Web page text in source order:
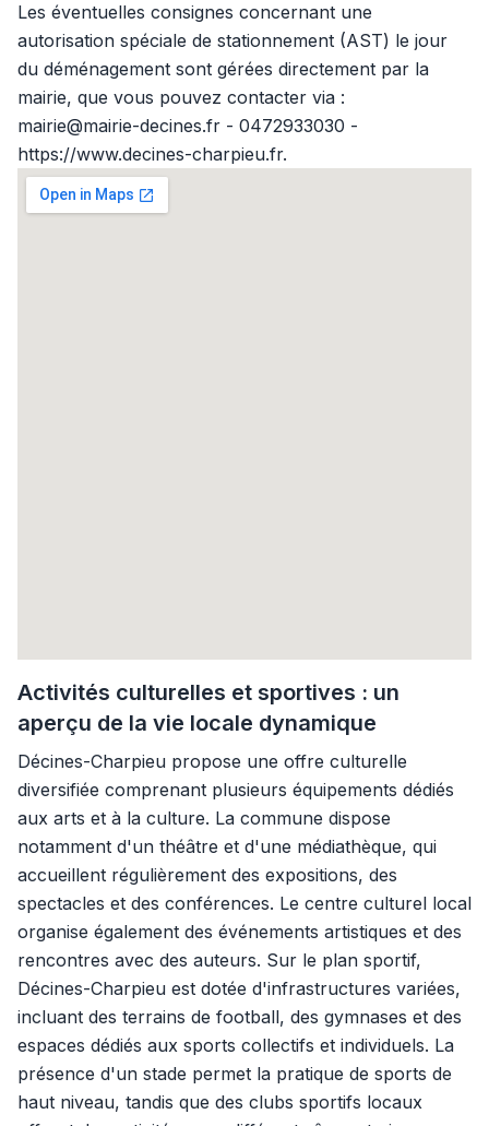
Les éventuelles consignes concernant une
autorisation spéciale de stationnement (AST) le jour
du déménagement sont gérées directement par la
mairie, que vous pouvez contacter via :
mairie@mairie-decines.fr - 0472933030 -
https://www.decines-charpieu.fr.
Activités culturelles et sportives : un
aperçu de la vie locale dynamique
Décines-Charpieu propose une offre culturelle
diversifiée comprenant plusieurs équipements dédiés
aux arts et à la culture. La commune dispose
notamment d'un théâtre et d'une médiathèque, qui
accueillent régulièrement des expositions, des
spectacles et des conférences. Le centre culturel local
organise également des événements artistiques et des
rencontres avec des auteurs. Sur le plan sportif,
Décines-Charpieu est dotée d'infrastructures variées,
incluant des terrains de football, des gymnases et des
espaces dédiés aux sports collectifs et individuels. La
présence d'un stade permet la pratique de sports de
haut niveau, tandis que des clubs sportifs locaux